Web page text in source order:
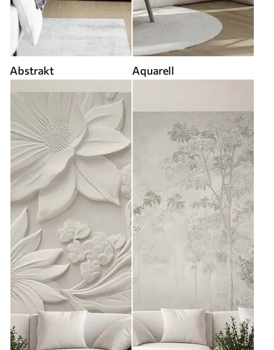
Abstrakt Aquarell